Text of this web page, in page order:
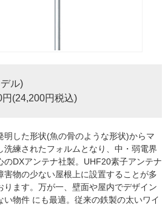
ル)
(24,200円税込)
明した形状(魚の骨のような形状)からマ
洗練されたフォルムとなり、中・弱電界
のDXアンテナ社製。UHF20素子アンテナ
害物の少ない屋根上に設置することが多
ります。万が一、壁面や屋内でデザイン
い物件 にも最適。従来の鉄製の太いワイ